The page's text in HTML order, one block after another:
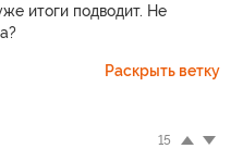
итоги подводит. Не
Раскрыть ветку
15